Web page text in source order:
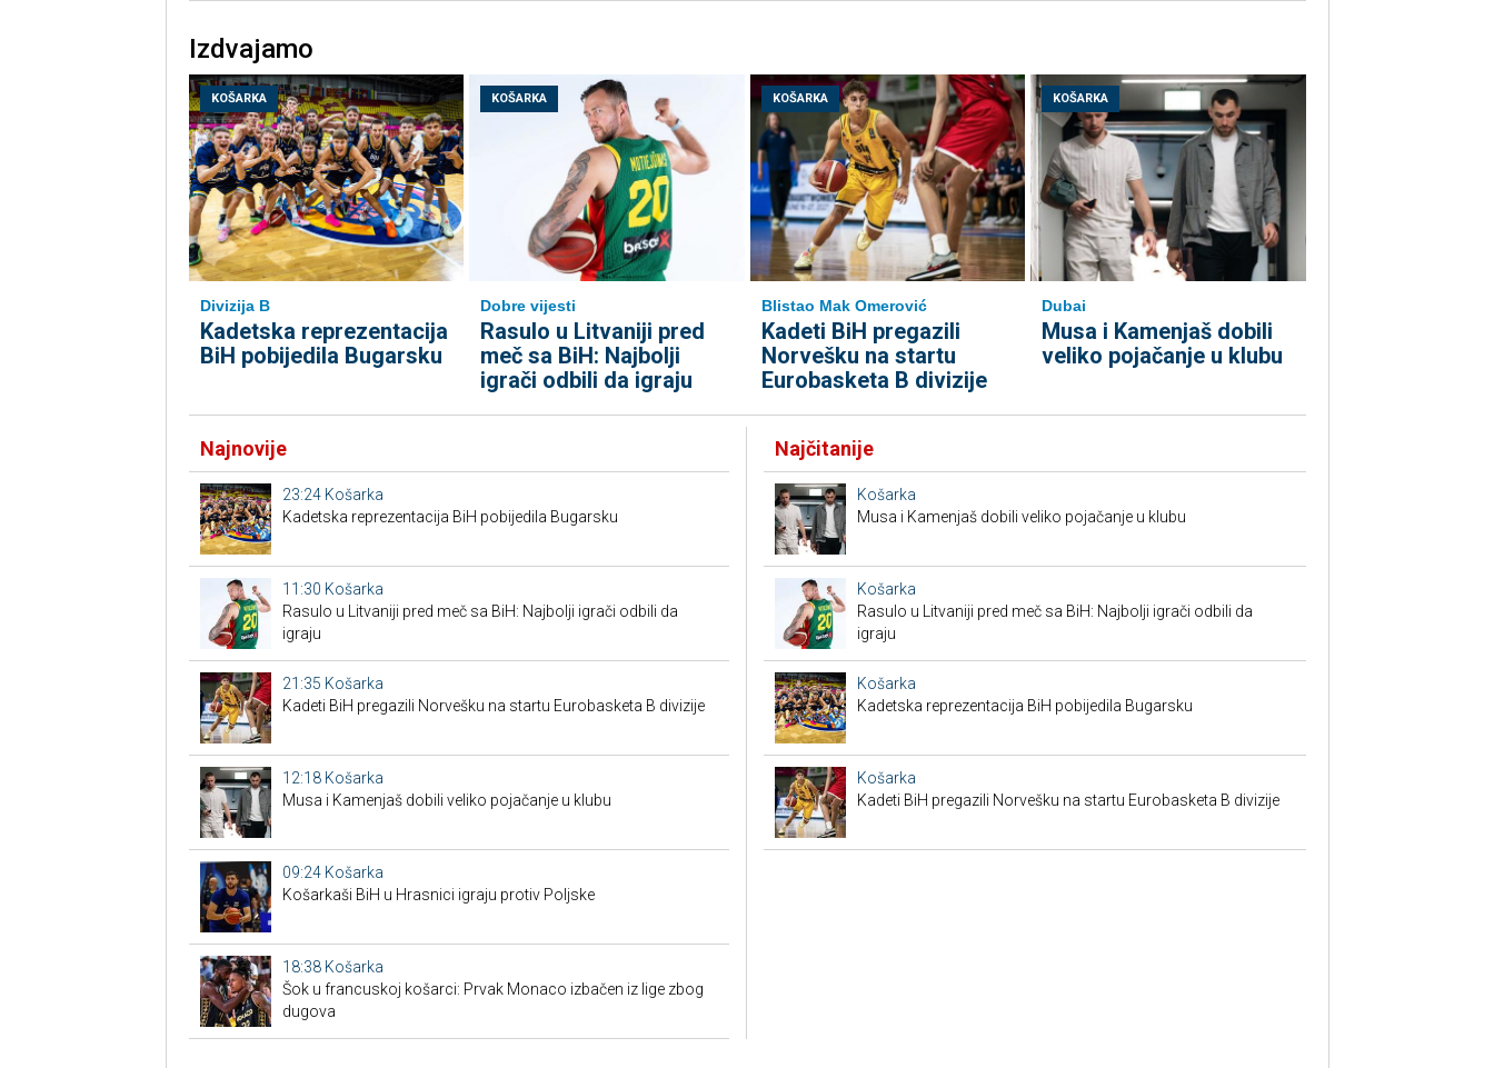
Izdvajamo
KOŠARKA
Divizija B
Kadetska reprezentacija
BiH pobijedila Bugarsku
KOŠARKA
Dobre vijesti
Rasulo u Litvaniji pred
meč sa BiH: Najbolji
igrači odbili da igraju
KOŠARKA
Blistao Mak Omerović
Kadeti BiH pregazili
Norvešku na startu
Eurobasketa B divizije
KOŠARKA
Dubai
Musa i Kamenjaš dobili
veliko pojačanje u klubu
Najnovije
23:24 Košarka
Kadetska reprezentacija BiH pobijedila Bugarsku
11:30 Košarka
Rasulo u Litvaniji pred meč sa BiH: Najbolji igrači odbili da
igraju
21:35 Košarka
Kadeti BiH pregazili Norvešku na startu Eurobasketa B divizije
12:18 Košarka
Musa i Kamenjaš dobili veliko pojačanje u klubu
09:24 Košarka
Košarkaši BiH u Hrasnici igraju protiv Poljske
18:38 Košarka
Šok u francuskoj košarci: Prvak Monaco izbačen iz lige zbog
dugova
Najčitanije
Košarka
Musa i Kamenjaš dobili veliko pojačanje u klubu
Košarka
Rasulo u Litvaniji pred meč sa BiH: Najbolji igrači odbili da
igraju
Košarka
Kadetska reprezentacija BiH pobijedila Bugarsku
Košarka
Kadeti BiH pregazili Norvešku na startu Eurobasketa B divizije